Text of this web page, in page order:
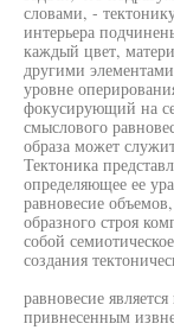
словами, -
интерьера
каждый цвет,
другими
уровне
фокусирующий на
смыслового
образа может
Тектоника
определяющее ее
равновесие
образного строя
собой
создания
равновесие
привнесенным